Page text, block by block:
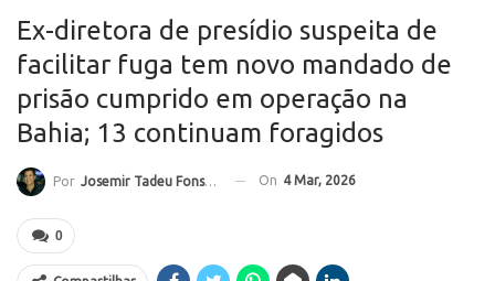
Ex-diretora de presídio suspeita de
facilitar fuga tem novo mandado de
prisão cumprido em operação na
Bahia; 13 continuam foragidos
Por Josemir Tadeu Fonseca On 4 Mar, 2026
0